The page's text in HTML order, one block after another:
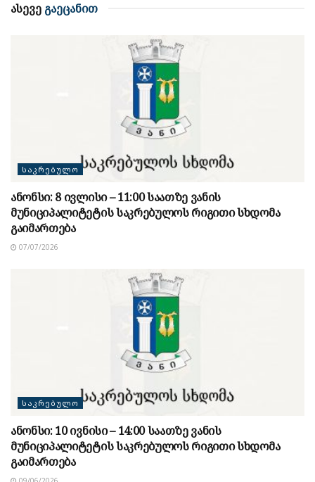
ასევე გაეცანით
ᲡᲐᲙᲠᲔᲑᲣᲚᲝ
ანონსი: 8 ივლისი – 11:00 საათზე ვანის
მუნიციპალიტეტის საკრებულოს რიგითი სხდომა
გაიმართება
07/07/2026
ᲡᲐᲙᲠᲔᲑᲣᲚᲝ
ანონსი: 10 ივნისი – 14:00 საათზე ვანის
მუნიციპალიტეტის საკრებულოს რიგითი სხდომა
გაიმართება